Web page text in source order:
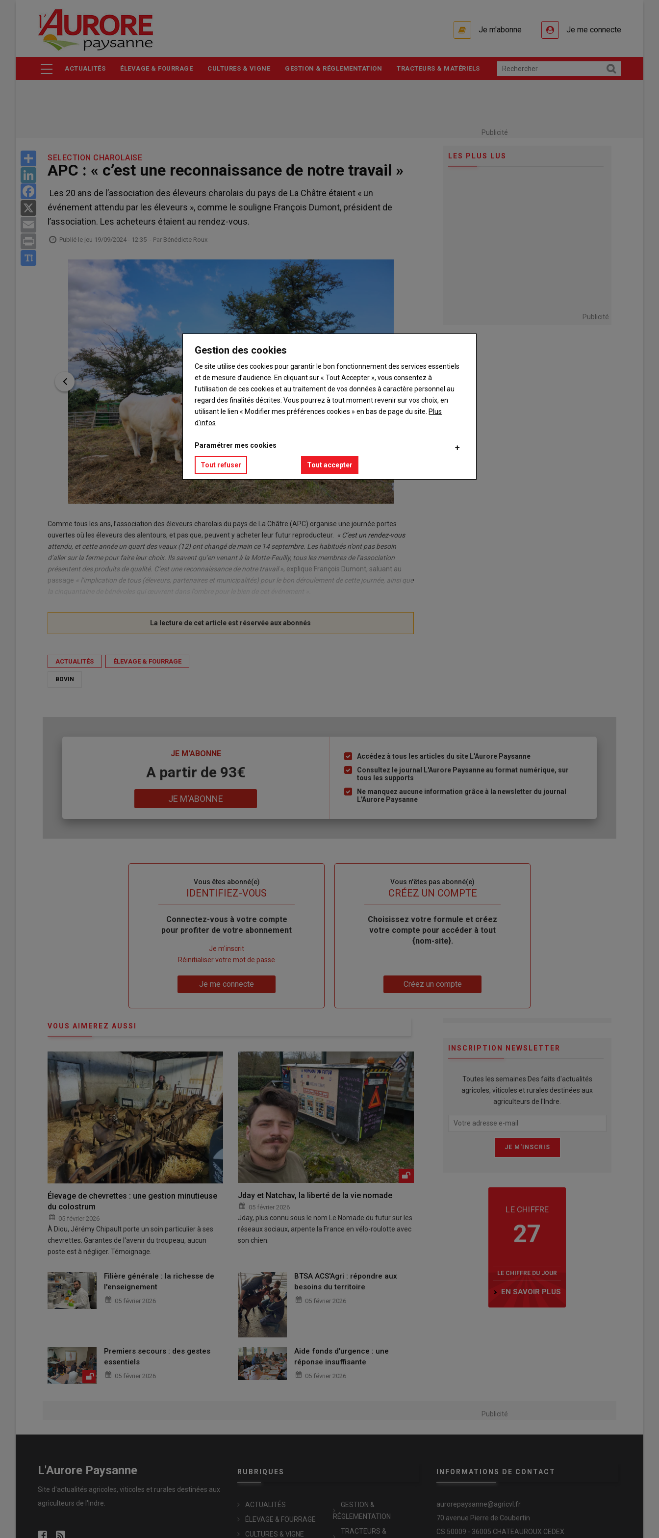
contenu
Je m'abonne Je me connecte
ACTUALITÉS ÉLEVAGE & FOURRAGE CULTURES & VIGNE GESTION & RÉGLEMENTATION TRACTEURS & MATÉRIELS
Publicité
Share
LinkedIn
Facebook
Email
Print
SELECTION CHAROLAISE
APC : « c’est une reconnaissance de notre travail »
Les 20 ans de l’association des éleveurs charolais du pays de La Châtre étaient « un
événement attendu par les éleveurs », comme le souligne François Dumont, président de
l’association. Les acheteurs étaient au rendez-vous.
Publié le jeu 19/09/2024 - 12:35 - Par Bénédicte Roux
Comme tous les ans, l’association des éleveurs charolais du pays de La Châtre (APC) organise une journée portes
ouvertes où les éleveurs des alentours, et pas que, peuvent y acheter leur futur reproducteur. « C’est un rendez-vous
attendu, et cette année un quart des veaux (12) ont changé de main ce 14 septembre. Les habitués n’ont pas besoin
d’aller sur la ferme pour faire leur choix. Ils savent qu’en venant à la Motte-Feuilly, tous les membres de l’association
présentent des produits de qualité. C’est une reconnaissance de notre travail », explique François Dumont, saluant au
passage « l’implication de tous (éleveurs, partenaires et municipalités) pour le bon déroulement de cette journée, ainsi que
ACTUALITÉS ÉLEVAGE & FOURRAGE
BOVIN
LES PLUS LUS
Publicité
JE M'ABONNE
A partir de 93€
JE M'ABONNE
Liste
à
puce
Accédez à tous les articles du site L'Aurore Paysanne
Consultez le journal L'Aurore Paysanne au format numérique, sur
tous les supports
Ne manquez aucune information grâce à la newsletter du journal
L'Aurore Paysanne
Vous êtes abonné(e)
IDENTIFIEZ-VOUS
Body
Connectez-vous à votre compte
pour profiter de votre abonnement
compte"
Je m'inscrit
Réinitialiser votre mot de passe
Je me connecte
Vous n'êtes pas abonné(e)
TITRECRÉEZ UN COMPTE
Body
Choisissez votre formule et créez
votre compte pour accéder à tout
{nom-site}.
Créez un compte
VOUS AIMEREZ AUSSI
Élevage de chevrettes : une gestion minutieuse
du colostrum
05 février 2026
À Diou, Jérémy Chipault porte un soin particulier à ses
chevrettes. Garantes de l'avenir du troupeau, aucun
poste est à négliger. Témoignage.
Jday et Natchav, la liberté de la vie nomade
05 février 2026
Jday, plus connu sous le nom Le Nomade du futur sur les
réseaux sociaux, arpente la France en vélo-roulotte avec
son chien.
Filière générale : la richesse de
l'enseignement
05 février 2026
BTSA ACS'Agri : répondre aux
besoins du territoire
05 février 2026
Premiers secours : des gestes
essentiels
05 février 2026
Aide fonds d'urgence : une
réponse insuffisante
05 février 2026
INSCRIPTION NEWSLETTER
Toutes les semaines Des faits d'actualités
agricoles, viticoles et rurales destinées aux
agriculteurs de l'Indre.
LE CHIFFRE
27
LE CHIFFRE DU JOUR
EN SAVOIR PLUS
Publicité
L'Aurore Paysanne
Site d'actualités agricoles, viticoles et rurales destinées aux
agriculteurs de l'Indre.
RUBRIQUES
ACTUALITÉS
ÉLEVAGE & FOURRAGE
CULTURES & VIGNE
GESTION &
RÉGLEMENTATION
TRACTEURS &
INFORMATIONS DE CONTACT
aurorepaysanne@agricvl.fr
70 avenue Pierre de Coubertin
CS 50009 - 36005 CHATEAUROUX CEDEX
Gestion des cookies
Ce site utilise des cookies pour garantir le bon fonctionnement des services essentiels
et de mesure d’audience. En cliquant sur « Tout Accepter », vous consentez à
l’utilisation de ces cookies et au traitement de vos données à caractère personnel au
regard des finalités décrites. Vous pourrez à tout moment revenir sur vos choix, en
utilisant le lien « Modifier mes préférences cookies » en bas de page du site. Plus
d'infos
Paramétrer mes cookies
Tout refuser Tout accepter